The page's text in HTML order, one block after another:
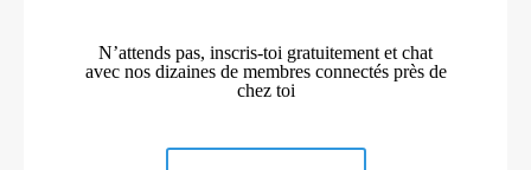
N’attends pas, inscris-toi gratuitement et chat
avec nos dizaines de membres connectés près de
chez toi